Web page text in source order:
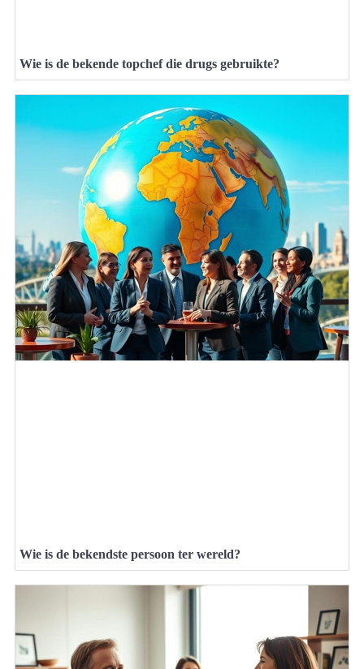
Wie is de bekende topchef die drugs gebruikte?
Wie is de bekendste persoon ter wereld?